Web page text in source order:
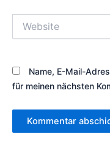
Name, E-Mail-
für meinen nächsten